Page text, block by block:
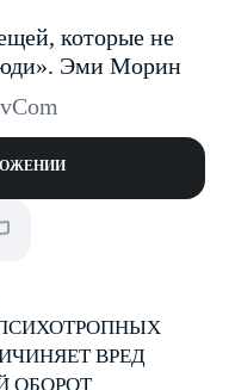
которые не
Эми Морин
ВРЕД
ОБОРОТ